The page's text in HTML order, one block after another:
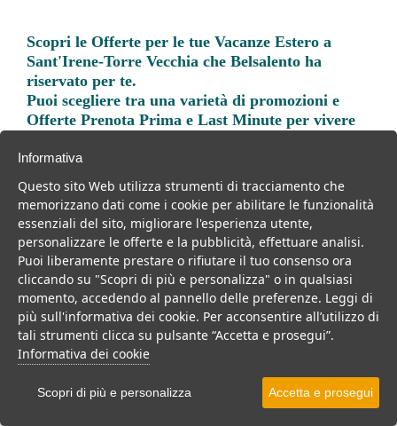
Scopri leOfferte per le tue Vacanze Estero a
Sant'Irene-Torre Vecchia che Belsalento ha
riservato per te.
Puoi scegliere tra una varietà di promozioni e
Offerte Prenota Prima e Last Minute per vivere
Trova la soluzione migliore per la tua prossima
vacanza.
Noi di belsalento.it abbiamo selezionato per te le migliori mete, i
migliori servizi, le migliori offerte per il tuo prossimo viaggio.
Informativa
Questo sito Web utilizza strumenti di tracciamento che
memorizzano dati come i cookie per abilitare le funzionalità
essenziali del sito, migliorare l'esperienza utente,
personalizzare le offerte e la pubblicità, effettuare analisi.
Puoi liberamente prestare o rifiutare il tuo consenso ora
cliccando su "Scopri di più e personalizza" o in qualsiasi
momento, accedendo al pannello delle preferenze. Leggi di
più sull'informativa dei cookie. Per acconsentire all’utilizzo di
tali strumenti clicca su pulsante “Accetta e prosegui”.
Informativa dei cookie
Scopri di più e personalizza Accetta e prosegui